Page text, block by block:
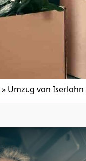
» Umzug von